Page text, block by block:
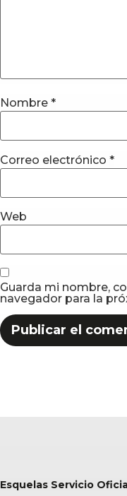
Nombre *
Correo electrónico *
Web
Guarda mi nombre,
navegador para la
Esquelas Servicio